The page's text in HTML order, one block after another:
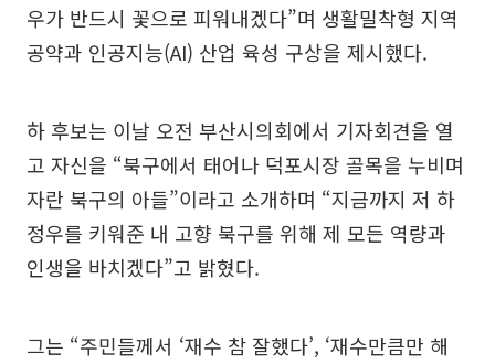
우가 반드시 꽃으로 피워내겠다”며 생활밀착형 지역
공약과 인공지능(AI) 산업 육성 구상을 제시했다.
하 후보는 이날 오전 부산시의회에서 기자회견을 열
고 자신을 “북구에서 태어나 덕포시장 골목을 누비며
자란 북구의 아들”이라고 소개하며 “지금까지 저 하
정우를 키워준 내 고향 북구를 위해 제 모든 역량과
인생을 바치겠다”고 밝혔다.
그는 “주민들께서 ‘재수 참 잘했다’, ‘재수만큼만 해